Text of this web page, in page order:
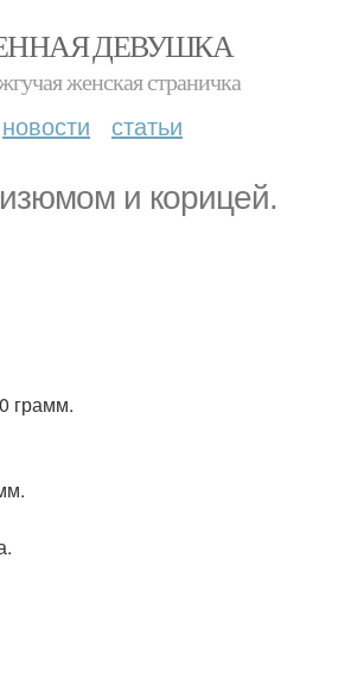
ДЕВУШКА
женская страничка
новости статьи
и корицей.
грамм.